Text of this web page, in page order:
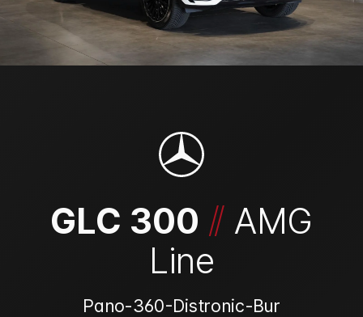
GLC 300 // AMG
Line
Pano-360-Distronic-Bur